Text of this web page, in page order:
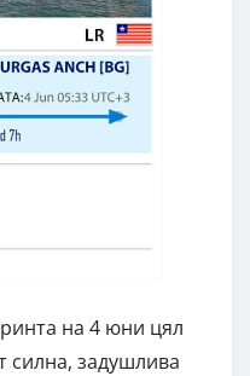
на 4 юни цял
силна, задушлива